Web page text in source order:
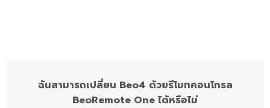
ฉันสามารถเปลี่ยน Beo4 ด้วยรีโมทคอนโทรล
BeoRemote One ได้หรือไม่